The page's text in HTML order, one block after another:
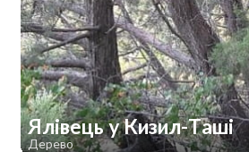
Ялівець у Кизил-Таші
Дерево